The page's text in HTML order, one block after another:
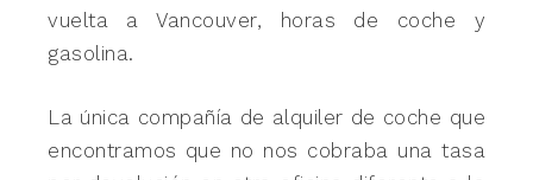
vuelta a Vancouver, horas de coche y
gasolina.
La única compañía de alquiler de coche que
encontramos que no nos cobraba una tasa